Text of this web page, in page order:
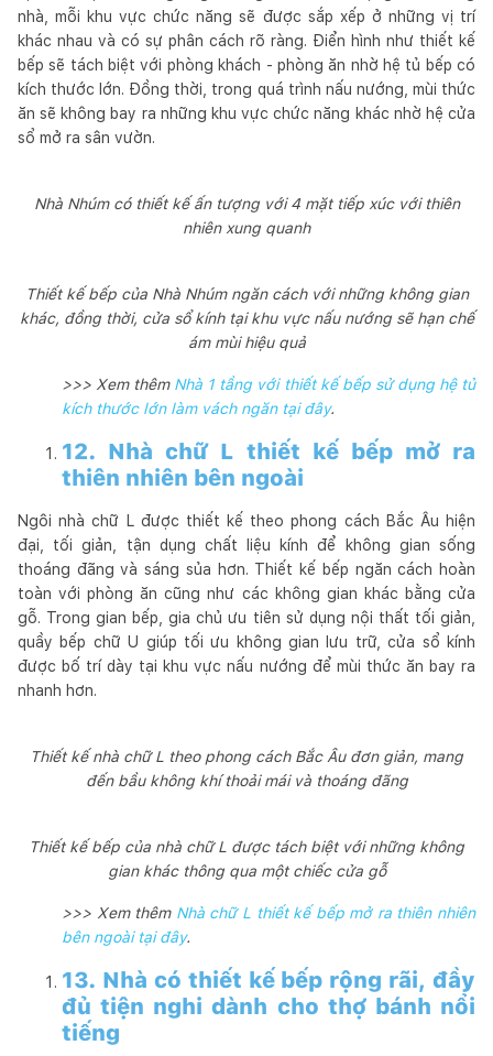
nhà, mỗi khu vực chức năng sẽ được sắp xếp ở những vị trí
khác nhau và có sự phân cách rõ ràng. Điển hình như thiết kế
bếp sẽ tách biệt với phòng khách - phòng ăn nhờ hệ tủ bếp có
kích thước lớn. Đồng thời, trong quá trình nấu nướng, mùi thức
ăn sẽ không bay ra những khu vực chức năng khác nhờ hệ cửa
sổ mở ra sân vườn.
Nhà Nhúm có thiết kế ấn tượng với 4 mặt tiếp xúc với thiên
nhiên xung quanh
Thiết kế bếp của Nhà Nhúm ngăn cách với những không gian
khác, đồng thời, cửa sổ kính tại khu vực nấu nướng sẽ hạn chế
ám mùi hiệu quả
>>> Xem thêm Nhà 1 tầng với thiết kế bếp sử dụng hệ tủ
kích thước lớn làm vách ngăn tại đây.
12. Nhà chữ L thiết kế bếp mở ra
thiên nhiên bên ngoài
Ngôi nhà chữ L được thiết kế theo phong cách Bắc Âu hiện
đại, tối giản, tận dụng chất liệu kính để không gian sống
thoáng đãng và sáng sủa hơn. Thiết kế bếp ngăn cách hoàn
toàn với phòng ăn cũng như các không gian khác bằng cửa
gỗ. Trong gian bếp, gia chủ ưu tiên sử dụng nội thất tối giản,
quầy bếp chữ U giúp tối ưu không gian lưu trữ, cửa sổ kính
được bố trí dày tại khu vực nấu nướng để mùi thức ăn bay ra
nhanh hơn.
Thiết kế nhà chữ L theo phong cách Bắc Âu đơn giản, mang
đến bầu không khí thoải mái và thoáng đãng
Thiết kế bếp của nhà chữ L được tách biệt với những không
gian khác thông qua một chiếc cửa gỗ
>>> Xem thêm Nhà chữ L thiết kế bếp mở ra thiên nhiên
bên ngoài tại đây.
13. Nhà có thiết kế bếp rộng rãi, đầy
đủ tiện nghi dành cho thợ bánh nổi
tiếng